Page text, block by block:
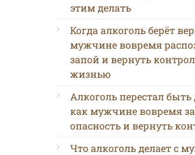
этим делать
Когда алкоголь берёт
мужчине вовремя
запой и вернуть
жизнью
Алкоголь перестал быть
как мужчине вовремя
опасность и вернуть
Что алкоголь делает с